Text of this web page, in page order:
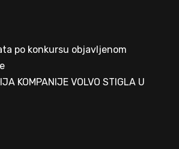
po konkursu objavljenom
KOMPANIJE VOLVO STIGLA U